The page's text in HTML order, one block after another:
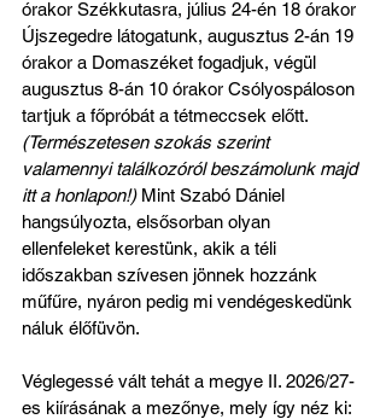
órakor Székkutasra, július 24-én 18 órakor
Újszegedre látogatunk, augusztus 2-án 19
órakor a Domaszéket fogadjuk, végül
augusztus 8-án 10 órakor Csólyospáloson
tartjuk a főpróbát a tétmeccsek előtt.
(Természetesen szokás szerint
valamennyi találkozóról beszámolunk majd
itt a honlapon!) Mint Szabó Dániel
hangsúlyozta, elsősorban olyan
ellenfeleket kerestünk, akik a téli
időszakban szívesen jönnek hozzánk
műfűre, nyáron pedig mi vendégeskedünk
náluk élőfüvön.
Véglegessé vált tehát a megye II. 2026/27-
es kiírásának a mezőnye, mely így néz ki: